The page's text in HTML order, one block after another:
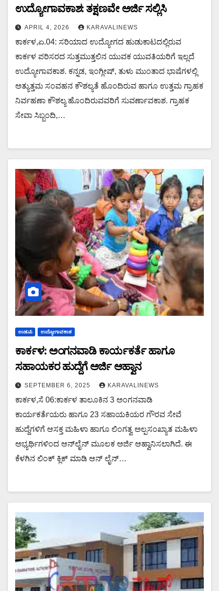
ಉದ್ಯೋಗಾವಕಾಶ: ತಕ್ಷಣವೇ ಅರ್ಜಿ ಸಲ್ಲಿಸಿ
APRIL 4, 2026 KARAVALINEWS
ಕಾರ್ಕಳ,ಏ.04: ಸರಿಯಾದ ಉದ್ಯೋಗದ ಹುಡುಕಾಟದಲ್ಲಿರುವ
ಕಾರ್ಕಳ ಪರಿಸರದ ಸುತ್ತಮುತ್ತಲಿನ ಯುವಕ ಯುವತಿಯರಿಗೆ ಇಲ್ಲದೆ
ಉದ್ಯೋಗಾವಕಾಶ. ಕನ್ನಡ, ಇಂಗ್ಲೀಷ್, ತುಳು ಮುಂತಾದ ಭಾಷೆಗಳಲ್ಲಿ
ಅತ್ಯುತ್ತಮ ಸಂವಹನ ಕೌಶಲ್ಯತೆ ಹೊಂದಿರುವ ಹಾಗೂ ಉತ್ತಮ ಗ್ರಾಹಕ
ನಿರ್ವಹಣಾ ಕೌಶಲ್ಯ ಹೊಂದಿರುವವರಿಗೆ ಸುವರ್ಣಾವಕಾಶ. ಗ್ರಾಹಕ
ಸೇವಾ ಸಿಬ್ಬಂದಿ,…
ಉಡುಪಿ ಉದ್ಯೋಗಾವಕಾಶ
ಕಾರ್ಕಳ: ಅಂಗನವಾಡಿ ಕಾರ್ಯಕರ್ತೆ ಹಾಗೂ
ಸಹಾಯಕರ ಹುದ್ದೆಗೆ ಅರ್ಜಿ ಆಹ್ವಾನ
SEPTEMBER 6, 2025 KARAVALINEWS
ಕಾರ್ಕಳ,ಸೆ 06:ಕಾರ್ಕಳ ತಾಲೂಕಿನ 3 ಅಂಗನವಾಡಿ
ಕಾರ್ಯಕರ್ತೆಯರು ಹಾಗೂ 23 ಸಹಾಯಕಿಯರ ಗೌರವ ಸೇವೆ
ಹುದ್ದೆಗಳಿಗೆ ಆಸಕ್ತ ಮಹಿಳಾ ಹಾಗೂ ಲಿಂಗತ್ವ ಅಲ್ಪಸಂಖ್ಯಾತ ಮಹಿಳಾ
ಅಭ್ಯರ್ಥಿಗಳಿಂದ ಆನ್‌ಲೈನ್ ಮೂಲಕ ಅರ್ಜಿ ಆಹ್ವಾನಿಸಲಾಗಿದೆ. ಈ
ಕೆಳಗಿನ ಲಿಂಕ್ ಕ್ಲಿಕ್ ಮಾಡಿ ಆನ್ ಲೈನ್…